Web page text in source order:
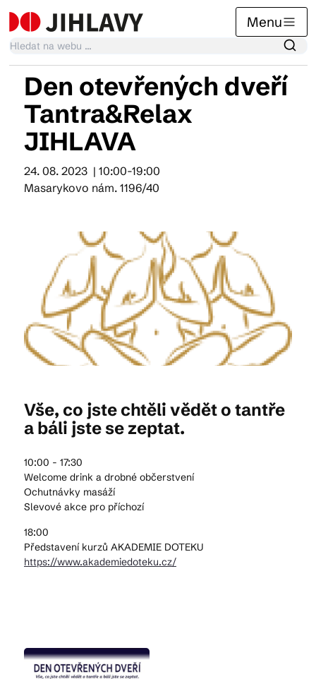
Menu
Kalendář akcí
Tradiční akce
Suvenýry
Praktické info
Kam vyrazit
CS EN
© 2026 Brána Jihlavy
Den otevřených dveří
Tantra&Relax
JIHLAVA
24. 08. 2023 | 10:00-19:00
Masarykovo nám. 1196/40
Vše, co jste chtěli vědět o tantře
a báli jste se zeptat.
10:00 - 17:30
Welcome drink a drobné občerstvení
Ochutnávky masáží
Slevové akce pro příchozí
18:00
Představení kurzů AKADEMIE DOTEKU
https://www.akademiedoteku.cz/